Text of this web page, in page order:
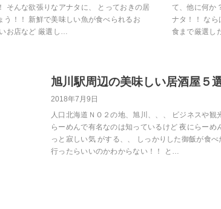
そんな欲張りなアナタに、 とっておきの居
う！！ 新鮮で美味しい魚が食べられるお
お店など 厳選し…
て、他に何か
ナタ！！ なら
食まで厳選し
旭川駅周辺の美味しい居酒屋５
2018年7月9日
人口北海道ＮＯ２の地、旭川、、、 ビジネスや観
らーめんで有名なのは知っているけど 夜にらーめ
っと寂しい気 がする、、 しっかりした御飯が食べ
行ったらいいのかわからない！！ と…